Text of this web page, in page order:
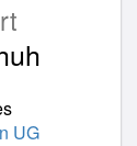
UG